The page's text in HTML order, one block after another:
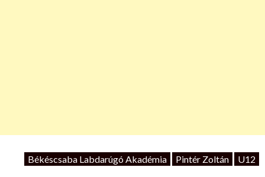
Békéscsaba Labdarúgó Akadémia Pintér Zoltán U12